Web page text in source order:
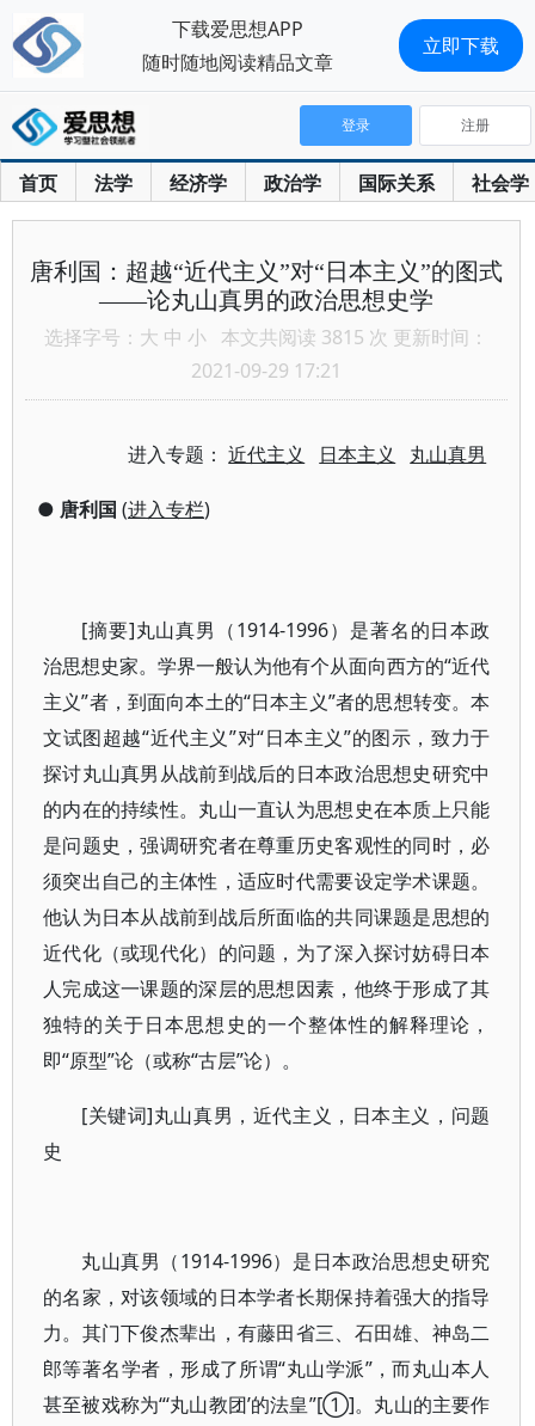
首页 法学 经济学 政治学 国际关系 社会学
登录 注册
唐利国：超越“近代主义”对“日本主义”的图式
——论丸山真男的政治思想史学
选择字号： 大 中 小 本文共阅读 3815 次 更新时间：
2021-09-29 17:21
进入专题：近代主义 日本主义 丸山真男
● 唐利国 (进入专栏)
[摘要]丸山真男（1914-1996）是著名的日本政
治思想史家。学界一般认为他有个从面向西方的“近代
主义”者，到面向本土的“日本主义”者的思想转变。本
文试图超越“近代主义”对“日本主义”的图示，致力于
探讨丸山真男从战前到战后的日本政治思想史研究中
的内在的持续性。丸山一直认为思想史在本质上只能
是问题史，强调研究者在尊重历史客观性的同时，必
须突出自己的主体性，适应时代需要设定学术课题。
他认为日本从战前到战后所面临的共同课题是思想的
近代化（或现代化）的问题，为了深入探讨妨碍日本
人完成这一课题的深层的思想因素，他终于形成了其
独特的关于日本思想史的一个整体性的解释理论，
即“原型”论（或称“古层”论）。
[关键词]丸山真男，近代主义，日本主义，问题
史
丸山真男（1914-1996）是日本政治思想史研究
的名家，对该领域的日本学者长期保持着强大的指导
力。其门下俊杰辈出，有藤田省三、石田雄、神岛二
郎等著名学者，形成了所谓“丸山学派”，而丸山本人
甚至被戏称为“‘丸山教团’的法皇”[①]。丸山的主要作
下载爱思想APP
随时随地阅读精品文章
立即下载